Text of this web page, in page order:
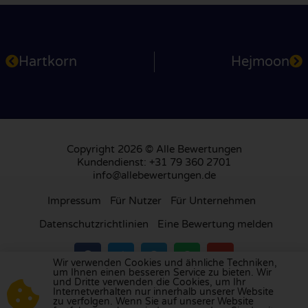
Hartkorn Hejmoon
Copyright 2026 © Alle Bewertungen
Kundendienst: +31 79 360 2701
info@allebewertungen.de
Impressum Für Nutzer
Für Unternehmen
Datenschutzrichtlinien
Eine Bewertung melden
Besuchen Sie unsere Bewertungsplattform in
Großbritannien,Frankreich, denNiederlanden
Wir verwenden Cookies und ähnliche Techniken,
um Ihnen einen besseren Service zu bieten. Wir
und Dritte verwenden die Cookies, um Ihr
Internetverhalten nur innerhalb unserer Website
zu verfolgen. Wenn Sie auf unserer Website